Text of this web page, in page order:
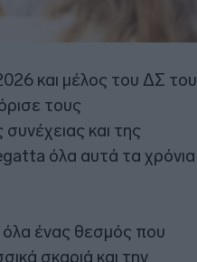
και μέλος του ΔΣ του
τους
και της
όλα αυτά τα χρόνια
ένας θεσμός που
σκαριά και την